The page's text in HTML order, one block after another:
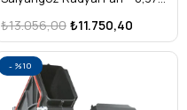
₺11.750,40
₺13.056,00
%10